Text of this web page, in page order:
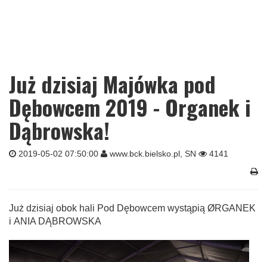
Już dzisiaj Majówka pod
Dębowcem 2019 - Organek i
Dąbrowska!
2019-05-02 07:50:00 www.bck.bielsko.pl, SN 4141
Już dzisiaj obok hali Pod Dębowcem wystąpią ØRGANEK
i ANIA DĄBROWSKA